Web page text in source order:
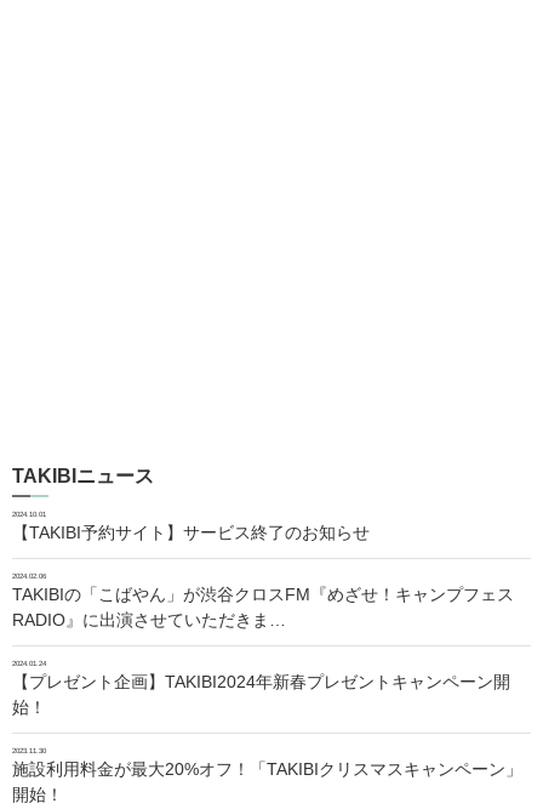
TAKIBIニュース
2024.10.01
【TAKIBI予約サイト】サービス終了のお知らせ
2024.02.06
TAKIBIの「こばやん」が渋谷クロスFM『めざせ！キャンプフェス
RADIO』に出演させていただきま…
2024.01.24
【プレゼント企画】TAKIBI2024年新春プレゼントキャンペーン開
始！
2023.11.30
施設利用料金が最大20%オフ！「TAKIBIクリスマスキャンペーン」
開始！